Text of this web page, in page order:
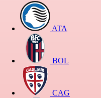
ATA
BOL
CAG